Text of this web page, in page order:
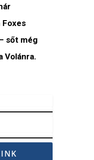
Foxes
sőt még
Volánra.